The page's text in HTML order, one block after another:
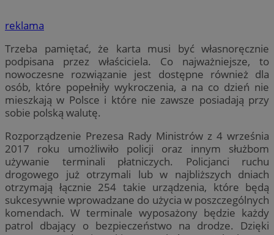
reklama
Trzeba pamiętać, że karta musi być własnoręcznie
podpisana przez właściciela. Co najważniejsze, to
nowoczesne rozwiązanie jest dostępne również dla
osób, które popełniły wykroczenia, a na co dzień nie
mieszkają w Polsce i które nie zawsze posiadają przy
sobie polską walutę.
Rozporządzenie Prezesa Rady Ministrów z 4 września
2017 roku umożliwiło policji oraz innym służbom
używanie terminali płatniczych. Policjanci ruchu
drogowego już otrzymali lub w najbliższych dniach
otrzymają łącznie 254 takie urządzenia, które będą
sukcesywnie wprowadzane do użycia w poszczególnych
komendach. W terminale wyposażony będzie każdy
patrol dbający o bezpieczeństwo na drodze. Dzięki